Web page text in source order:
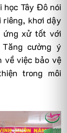
Tây Đô nói
riêng, khơi dậy
ứng xử tốt với
cường ý
về việc bảo vệ
trong môi